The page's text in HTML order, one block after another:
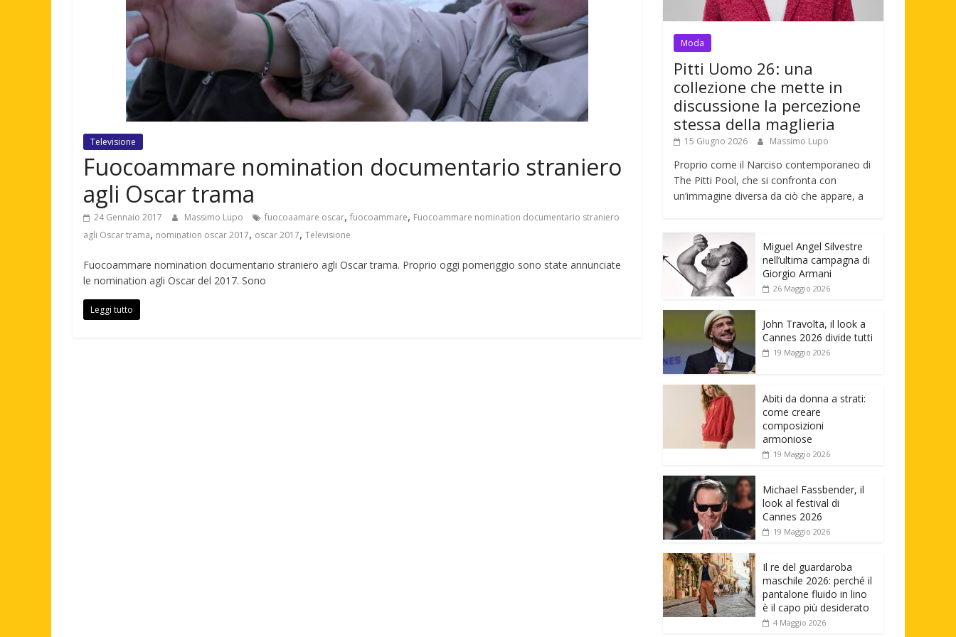
Televisione
Fuocoammare nomination documentario straniero
agli Oscar trama
24 Gennaio 2017 Massimo Lupo fuocoaamare oscar, fuocoammare, Fuocoammare nomination documentario straniero
agli Oscar trama, nomination oscar 2017, oscar 2017, Televisione
Fuocoammare nomination documentario straniero agli Oscar trama. Proprio oggi pomeriggio sono state annunciate
le nomination agli Oscar del 2017. Sono
Leggi tutto
Moda
Pitti Uomo 26: una
collezione che mette in
discussione la percezione
stessa della maglieria
15 Giugno 2026 Massimo Lupo
Proprio come il Narciso contemporaneo di
The Pitti Pool, che si confronta con
un’immagine diversa da ciò che appare, a
Miguel Angel Silvestre
nell’ultima campagna di
Giorgio Armani
26 Maggio 2026
John Travolta, il look a
Cannes 2026 divide tutti
19 Maggio 2026
Abiti da donna a strati:
come creare
composizioni
armoniose
19 Maggio 2026
Michael Fassbender, il
look al festival di
Cannes 2026
19 Maggio 2026
Il re del guardaroba
maschile 2026: perché il
pantalone fluido in lino
è il capo più desiderato
4 Maggio 2026